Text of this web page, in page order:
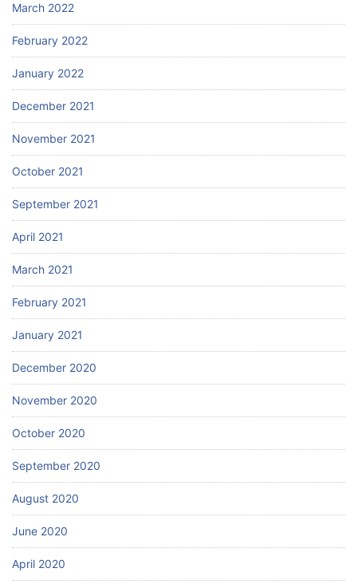
March 2022
February 2022
January 2022
December 2021
November 2021
October 2021
September 2021
April 2021
March 2021
February 2021
January 2021
December 2020
November 2020
October 2020
September 2020
August 2020
June 2020
April 2020